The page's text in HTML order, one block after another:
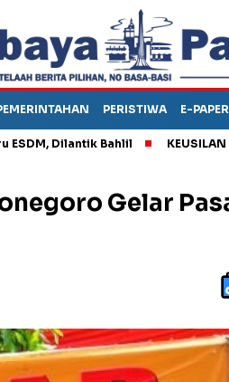
PERISTIWA E-PAPER
Bahlil KEUSILAN DOKTER
Gelar